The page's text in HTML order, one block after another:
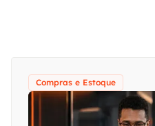
Compras e Estoque